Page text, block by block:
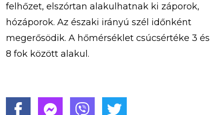
felhőzet, elszórtan alakulhatnak ki záporok,
hózáporok. Az északi irányú szél időnként
megerősödik. A hőmérséklet csúcsértéke 3 és
8 fok között alakul.